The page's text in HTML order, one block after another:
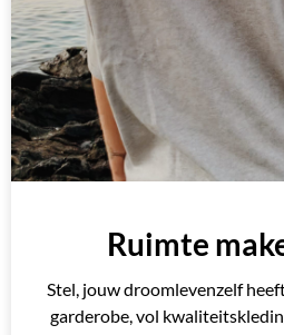
Ruimte
Stel, jouw droomlevenzelf
garderobe, vol